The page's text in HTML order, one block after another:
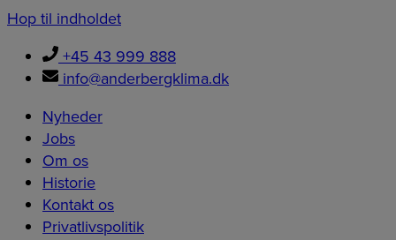
Hop til indholdet
+45 43 999 888
info@anderbergklima.dk
Nyheder
Jobs
Om os
Historie
Kontakt os
Privatlivspolitik